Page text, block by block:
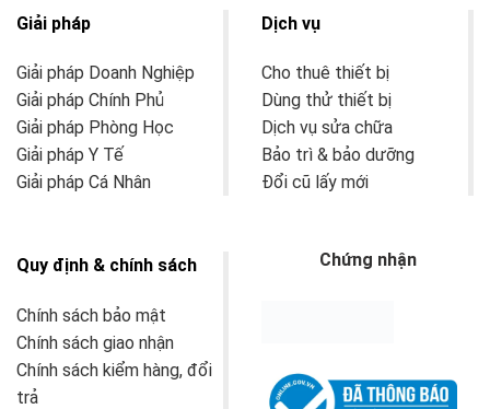
Giải pháp
Giải pháp Doanh Nghiệp
Giải pháp Chính Phủ
Giải pháp Phòng Học
Giải pháp Y Tế
Giải pháp Cá Nhân
Dịch vụ
Cho thuê thiết bị
Dùng thử thiết bị
Dịch vụ sửa chữa
Bảo trì & bảo dưỡng
Đổi cũ lấy mới
Quy định & chính sách
Chính sách bảo mật
Chính sách giao nhận
Chính sách kiểm hàng, đổi
trả
Chứng nhận